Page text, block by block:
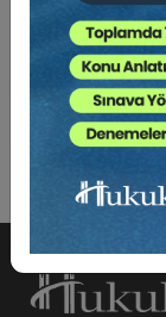
olacağına
Sağlık
inceleme
yanlış ve